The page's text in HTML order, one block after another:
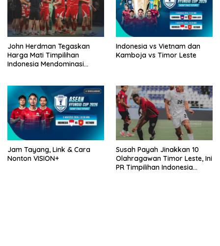
John Herdman Tegaskan
Harga Mati Timpilihan
Indonesia Mendominasi
Indonesia vs Vietnam dan
Kamboja vs Timor Leste
Jam Tayang, Link & Cara
Nonton VISION+
Susah Payah Jinakkan 10
Olahragawan Timor Leste, Ini
PR Timpilihan Indonesia